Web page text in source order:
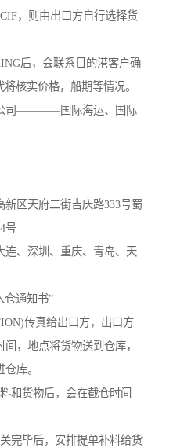
，则由出口方自行选择货
后，会联系目的港客户确
核实价格，船期等情况。
司————国际海运、国际
区天府二街吉庆路333号蜀
号
连、深圳、重庆、青岛、天
仓通知书”
传真给出口方，出口方
，地点将货物送到仓库，
库。
和货物后，会在截仓时间
完毕后，安排提单补料给货